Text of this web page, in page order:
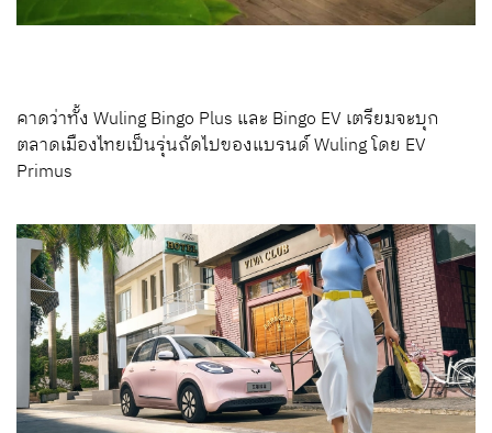
คาดว่าทั้ง Wuling Bingo Plus และ Bingo EV เตรียมจะบุก
ตลาดเมืองไทยเป็นรุ่นถัดไปของแบรนด์ Wuling โดย EV
Primus